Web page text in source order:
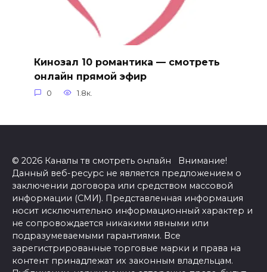
Кинозал 10 романтика — смотреть
онлайн прямой эфир
0 1.8к.
© 2026 Каналы тв смотреть онлайн Внимание!
Данный веб-ресурс не является предложением о
заключении договора или средством массовой
информации (СМИ). Представленная информация
носит исключительно информационный характер и
не сопровождается никакими явными или
подразумеваемыми гарантиями. Все
зарегистрированные торговые марки и права на
контент принадлежат их законным владельцам.